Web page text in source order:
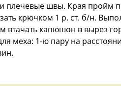
плечевые швы. Края пройм
крючком 1 р. ст. б/н.
втачать капюшон в вырез
меха: 1-ю пару на